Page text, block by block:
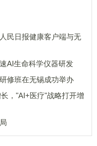
民日报健康客户端与无
AI生命科学仪器研发
修班在无锡成功举办
，"AI+医疗"战略打开增